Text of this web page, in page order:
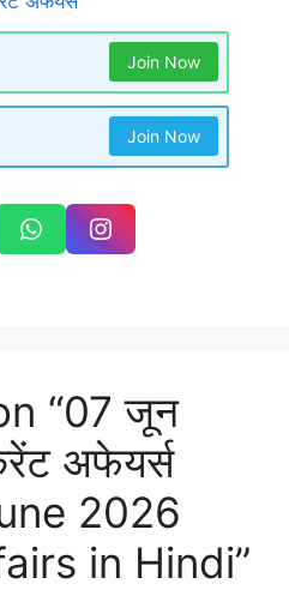
Join Now
Join Now
“07 जून
अफेयर्स
2026
in Hindi”